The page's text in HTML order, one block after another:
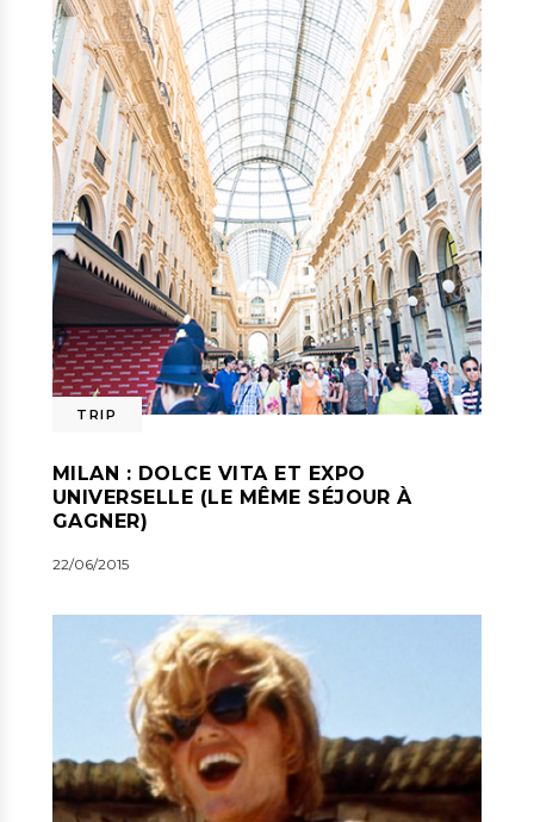
TRIP
MILAN : DOLCE VITA ET EXPO
UNIVERSELLE (LE MÊME SÉJOUR À
GAGNER)
22/06/2015